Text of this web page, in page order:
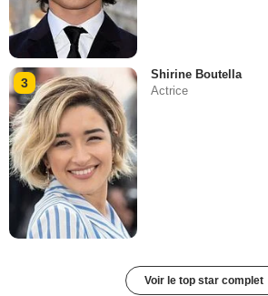
3
Shirine Boutella
Actrice
Voir le top star complet